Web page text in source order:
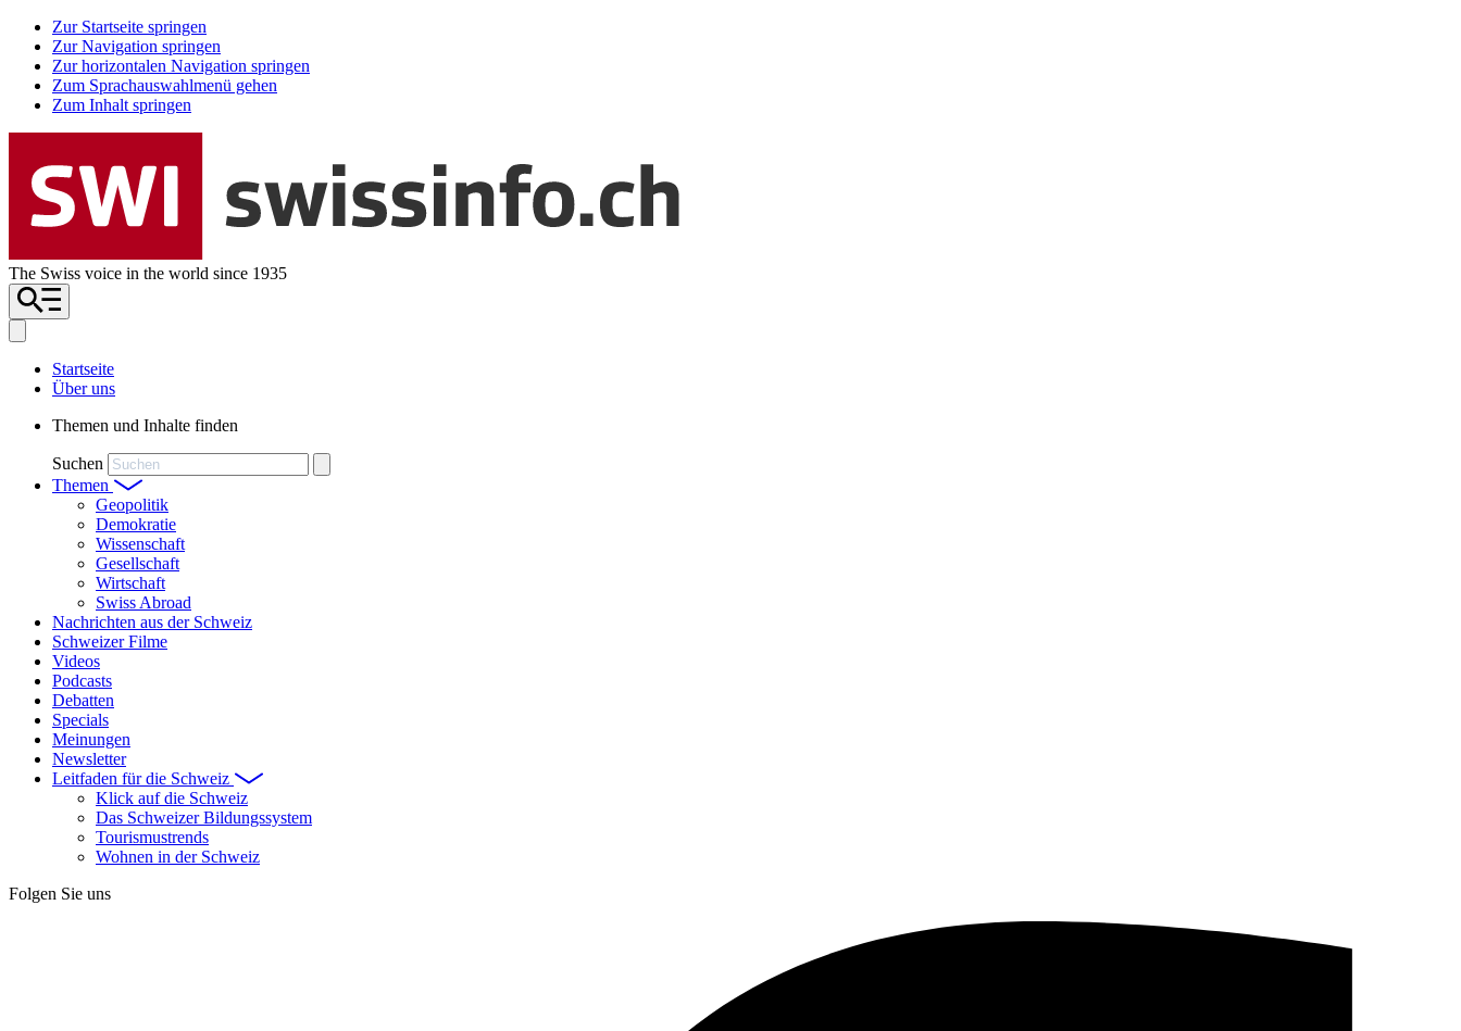
Zur Startseite springen
Zur Navigation springen
Zur horizontalen Navigation springen
Zum Sprachauswahlmenü gehen
Zum Inhalt springen
The Swiss voice in the world since 1935
Startseite
Über uns
Themen und Inhalte finden
Suchen
Themen
Geopolitik
Demokratie
Wissenschaft
Gesellschaft
Wirtschaft
Swiss Abroad
Nachrichten aus der Schweiz
Schweizer Filme
Videos
Podcasts
Debatten
Specials
Meinungen
Newsletter
Leitfaden für die Schweiz
Klick auf die Schweiz
Das Schweizer Bildungssystem
Tourismustrends
Wohnen in der Schweiz
Folgen Sie uns